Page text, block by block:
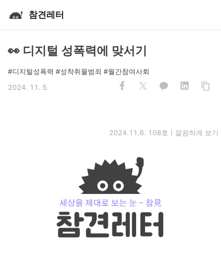
참견레터
👀 디지털 성폭력에 맞서기
#디지털성폭력 #성착취물범죄 #월간참여사회
2024. 11. 5.
2024.11.6. 108호ㅣ 깔끔하게 보기